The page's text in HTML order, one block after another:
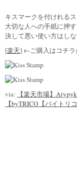
キスマークを付けれるス
大切な人への手紙に押
決して悪い使い方はし
[楽天] ←ご購入はコチラ
via:
【楽天市場】
【byTRICO【バイトリ